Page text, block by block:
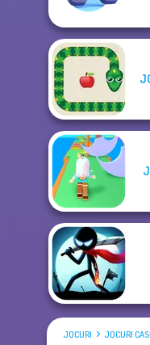
JOCURI JOCURI